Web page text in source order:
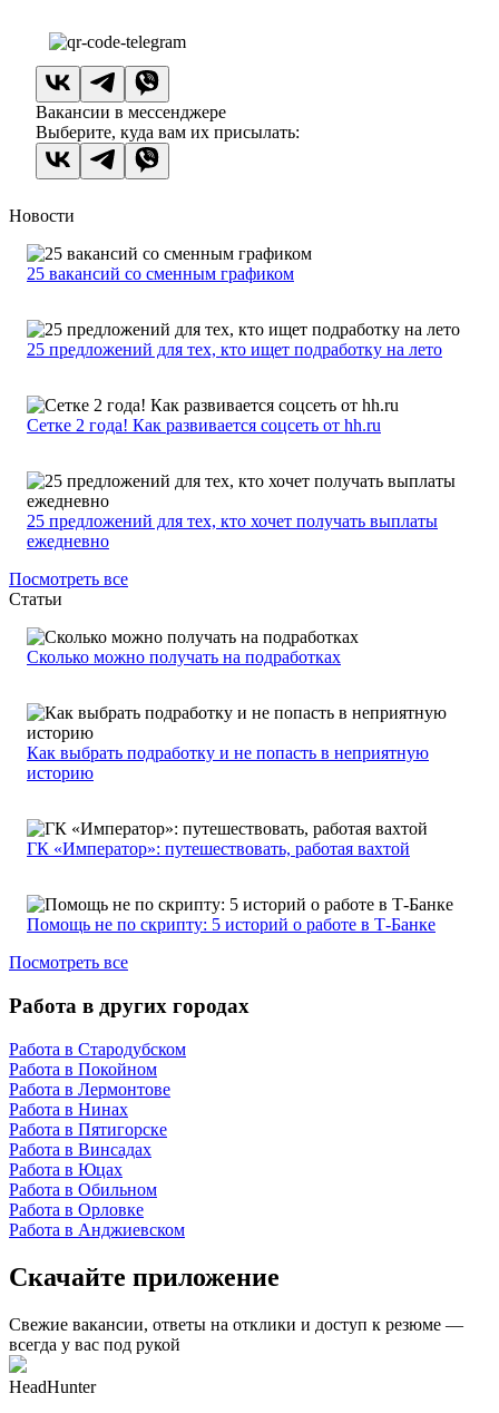
Вакансии в мессенджере
Выберите, куда вам их присылать:
Новости
25 вакансий со сменным графиком
25 предложений для тех, кто ищет подработку на лето
Сетке 2 года! Как развивается соцсеть от hh.ru
25 предложений для тех, кто хочет получать выплаты
ежедневно
Посмотреть все
Статьи
Сколько можно получать на подработках
Как выбрать подработку и не попасть в неприятную
историю
ГК «Император»: путешествовать, работая вахтой
Помощь не по скрипту: 5 историй о работе в Т-Банке
Посмотреть все
Работа в других городах
Работа в Стародубском
Работа в Покойном
Работа в Лермонтове
Работа в Нинах
Работа в Пятигорске
Работа в Винсадах
Работа в Юцах
Работа в Обильном
Работа в Орловке
Работа в Анджиевском
Скачайте приложение
Свежие вакансии, ответы на отклики и доступ к резюме —
всегда у вас под рукой
HeadHunter